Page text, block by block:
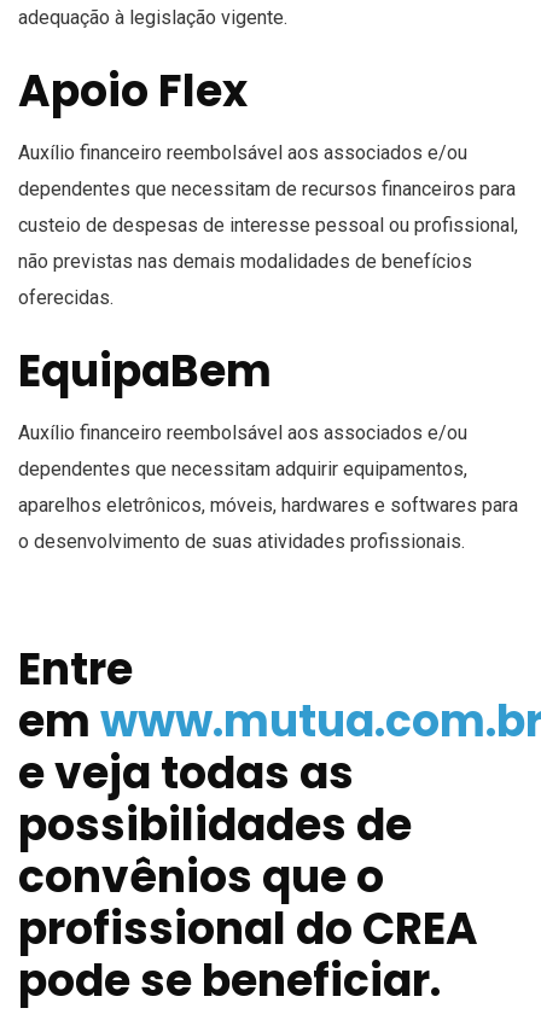
adequação à legislação vigente.
Apoio Flex
Auxílio financeiro reembolsável aos associados e/ou
dependentes que necessitam de recursos financeiros para
custeio de despesas de interesse pessoal ou profissional,
não previstas nas demais modalidades de benefícios
oferecidas.
EquipaBem
Auxílio financeiro reembolsável aos associados e/ou
dependentes que necessitam adquirir equipamentos,
aparelhos eletrônicos, móveis, hardwares e softwares para
o desenvolvimento de suas atividades profissionais.
Entre
em
e veja todas as
possibilidades de
convênios que o
profissional do CREA
pode se beneficiar.